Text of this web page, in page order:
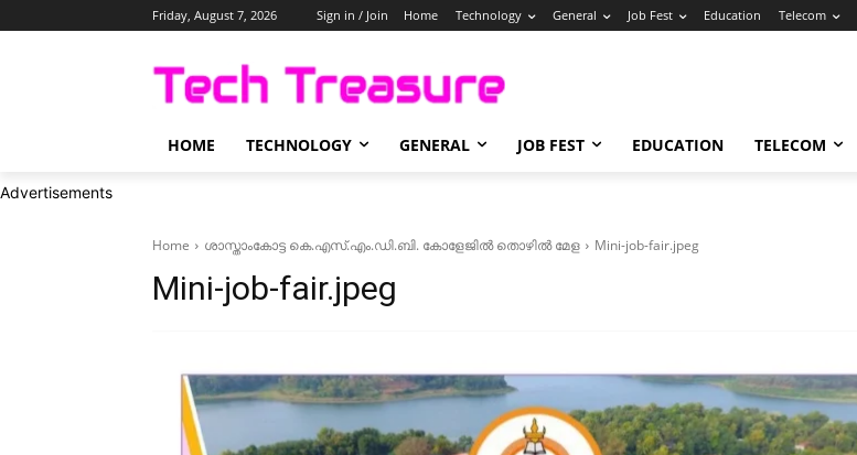
Friday, August 7, 2026 Sign in / Join Home Technology General Job Fest Education Telecom
HOME TECHNOLOGY GENERAL JOB FEST EDUCATION TELECOM
Advertisements
Home ശാസ്താംകോട്ട കെ.എസ്.എം.ഡി.ബി. കോളേജിൽ തൊഴിൽ മേള Mini-job-fair.jpeg
Mini-job-fair.jpeg